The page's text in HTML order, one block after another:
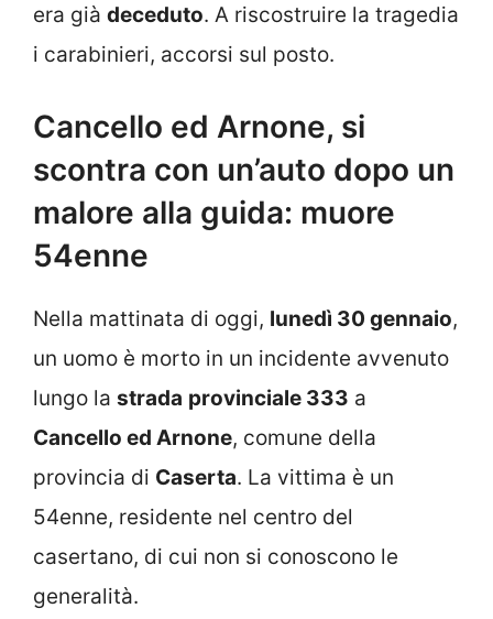
era già deceduto. A riscostruire la tragedia
i carabinieri, accorsi sul posto.
Cancello ed Arnone, si
scontra con un’auto dopo un
malore alla guida: muore
54enne
Nella mattinata di oggi, lunedì 30 gennaio,
un uomo è morto in un incidente avvenuto
lungo la strada provinciale 333 a
Cancello ed Arnone, comune della
provincia di Caserta. La vittima è un
54enne, residente nel centro del
casertano, di cui non si conoscono le
generalità.